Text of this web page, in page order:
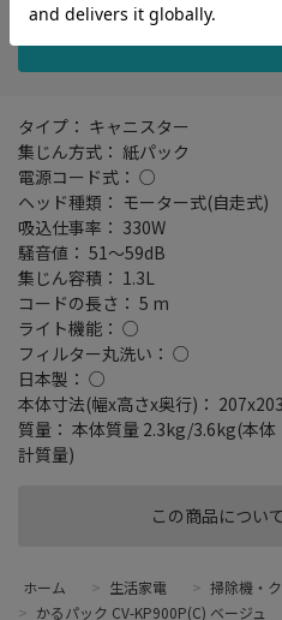
この商品につい
タイプ： キャニスター
集じん方式： 紙パック
電源コード式： ○
ヘッド種類： モーター式(自走式)
吸込仕事率： 330W
騒音値： 51～59dB
集じん容積： 1.3L
コードの長さ： 5 m
ライト機能： ○
フィルター丸洗い： ○
日本製： ○
本体寸法(幅x高さx奥行)：
質量： 本体質量 2.3kg/3.6kg(本
計質量)
ホーム > 生活家電 > 掃除機・
> かるパック CV-KP900P(C) ベージュ